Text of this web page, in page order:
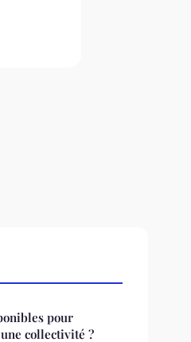
pour
collectivité ?